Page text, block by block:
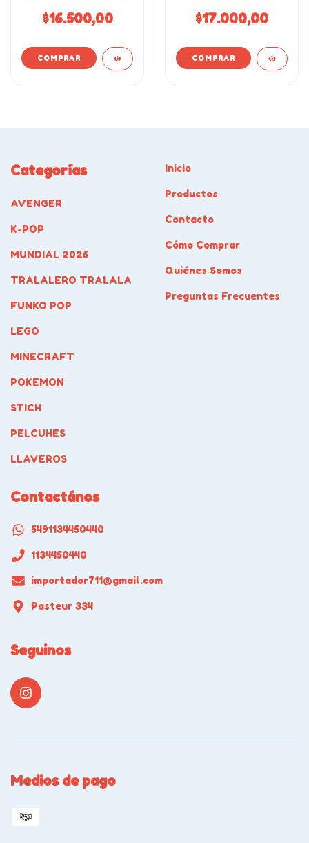
$16.500,00 $17.000,00
Categorías
AVENGER
K-POP
MUNDIAL 2026
TRALALERO TRALALA
FUNKO POP
LEGO
MINECRAFT
POKEMON
STICH
PELCUHES
LLAVEROS
Inicio
Productos
Contacto
Cómo Comprar
Quiénes Somos
Preguntas Frecuentes
Contactános
5491134450440
1134450440
importador711@gmail.com
Pasteur 334
Seguinos
Medios de pago